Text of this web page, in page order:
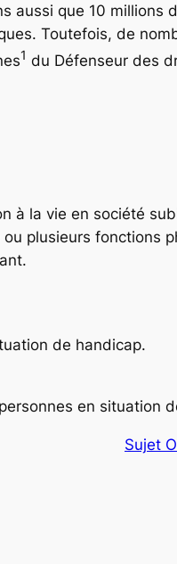
aussi que 10 millions
Toutefois, de
1 du Défenseur des
à la vie en société
plusieurs fonctions
de handicap.
en situation
Sujet